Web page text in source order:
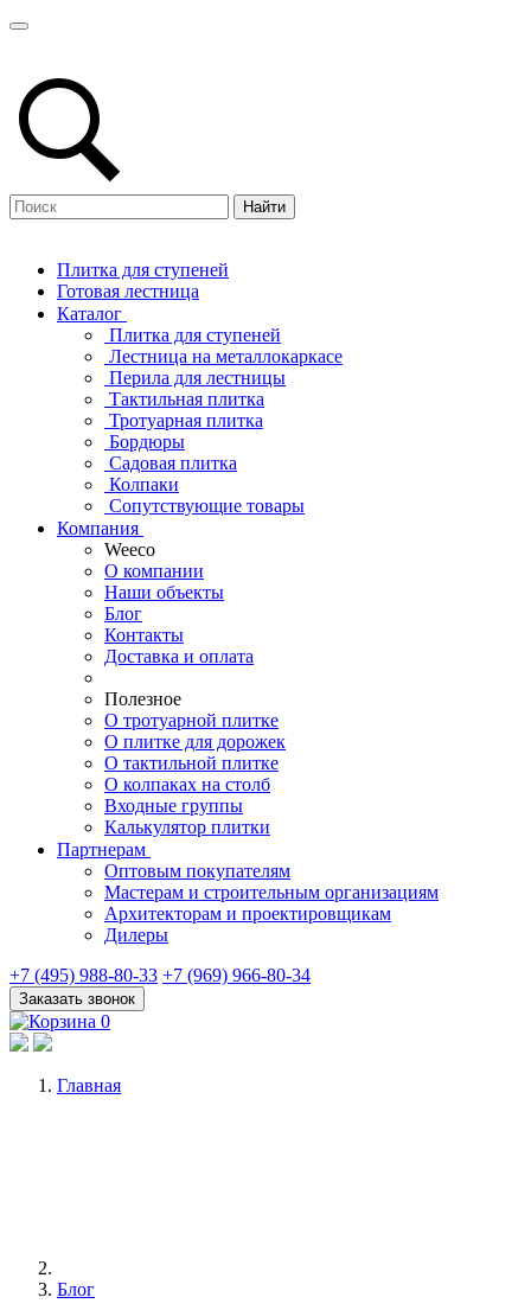
Найти
Плитка для ступеней
Готовая лестница
Каталог
Плитка для ступеней
Лестница на металлокаркасе
Перила для лестницы
Тактильная плитка
Тротуарная плитка
Бордюры
Садовая плитка
Колпаки
Сопутствующие товары
Компания
Weeco
О компании
Наши объекты
Блог
Контакты
Доставка и оплата
Полезное
О тротуарной плитке
О плитке для дорожек
О тактильной плитке
О колпаках на столб
Входные группы
Калькулятор плитки
Партнерам
Оптовым покупателям
Мастерам и строительным организациям
Архитекторам и проектировщикам
Дилеры
+7 (495) 988-80-33 +7 (969) 966-80-34
Заказать звонок
0
Главная
Блог